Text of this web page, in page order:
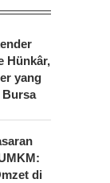
Hünkâr,
yang
Bursa
di